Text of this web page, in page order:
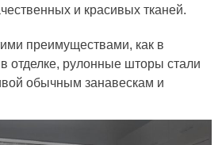
и красивых тканей.
преимуществами, как в
отделке, рулонные шторы стали
обычным занавескам и